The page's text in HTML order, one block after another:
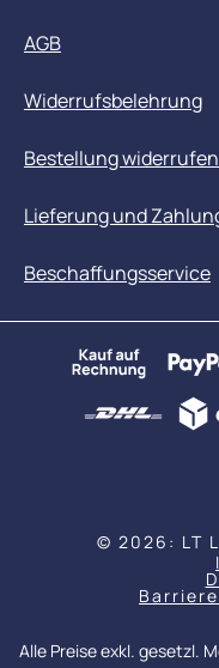
AGB
Widerrufsbelehrung
Bestellung widerrufen
Lieferung und
Beschaffungsservice
© 2026: LT
Alle Preise exkl. gesetzl.